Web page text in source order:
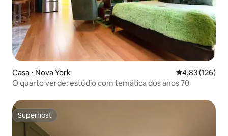
Casa ⋅ Nova York 4,83 de uma
4,83 (126)
O quarto verde: estúdio com temática dos anos 70
Superhost
Superhost